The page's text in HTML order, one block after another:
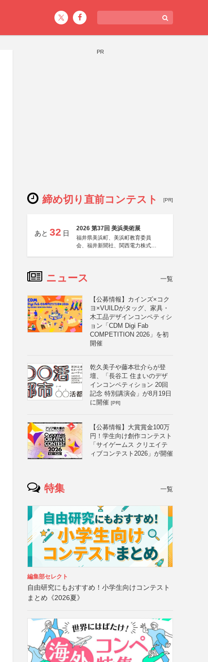
PR
締め切り直前コンテスト [PR]
あと 32 日
2026 第37回 美浜美術展
福井県美浜町、美浜町教育委員
会、福井新聞社、関西電力株式会
ニュース 一覧
【公募情報】カインズ×コク
ヨ×VUILDがタッグ、家具・
木工品デザインコンペティシ
ョン「CDM Digi Fab
COMPETITION 2026」を初
開催
乾久美子や藤本壮介らが登
壇、「長谷工 住まいのデザ
インコンペティション 20回
記念 特別講演会」が8月19日
に開催 [PR]
【公募情報】大賞賞金100万
円！学生向け創作コンテスト
「サイゲームス クリエイテ
ィブコンテスト2026」が開催
特集 一覧
編集部セレクト
自由研究にもおすすめ！小学生向けコンテスト
まとめ《2026夏》